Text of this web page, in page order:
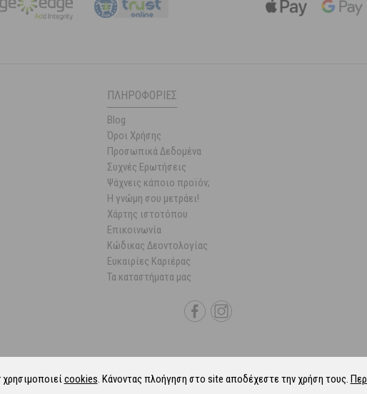
cookies. Κάνοντας πλοήγηση στο site αποδέχεστε την χρήση τους.
ΠΛΗΡΟΦΟΡΊΕΣ
Blog
Όροι Χρήσης
Προσωπικά Δεδομένα
Συχνές Ερωτήσεις
Ψάχνεις κάποιο προϊόν;
Η γνώμη σου μετράει!
Χάρτης ιστοτόπου
Επικοινωνία
Κώδικας Δεοντολογίας
Ευκαιρίες Καριέρας
Τα καταστήματα μας
© 2026 Parapharmacie.gr.ALL-IN-ONE eCommerce Business Development by